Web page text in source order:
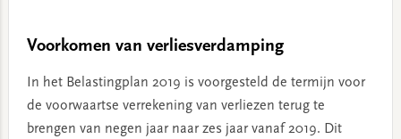
Voorkomen van verliesverdamping
In het Belastingplan 2019 is voorgesteld de termijn voor
de voorwaartse verrekening van verliezen terug te
brengen van negen jaar naar zes jaar vanaf 2019. Dit